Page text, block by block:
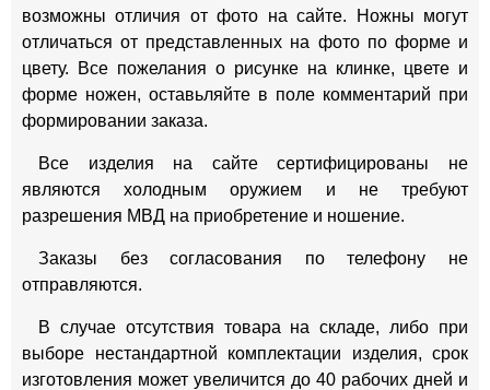
возможны отличия от фото на сайте. Ножны могут
отличаться от представленных на фото по форме и
цвету. Все пожелания о рисунке на клинке, цвете и
форме ножен, оставьляйте в поле комментарий при
формировании заказа.
Все изделия на сайте сертифицированы не
являются холодным оружием и не требуют
разрешения МВД на приобретение и ношение.
Заказы без согласования по телефону не
отправляются.
В случае отсутствия товара на складе, либо при
выборе нестандартной комплектации изделия, срок
изготовления может увеличится до 40 рабочих дней и